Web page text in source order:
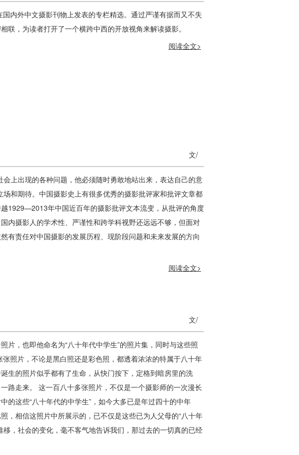
内外中文摄影刊物上发表的专栏精选。通过严谨有据而又不失
，为读者打开了一个横跨中西的开放视角来解读摄影。
阅读全文>
文/
上出现的各种问题，他必须随时勇敢地站出来，表达自己的意
和期待。中国摄影史上有很多优秀的摄影批评家和批评文章都
1929—2013年中国近百年的摄影批评文本流变，从批评的角度
内摄影人的学术性、严谨性和跨学科视野还远远不够，但面对
有责任对中国摄影的发展历程、现阶段问题和未来发展的方向
阅读全文>
文/
片，也即他命名为“八十年代中学生”的照片集，同时与这些照
照片，不论是黑白照还是彩色照，都透着浓浓的特属于八十年
生的照片似乎都有了生命，从快门按下，定格到暗房里的洗
路走来。 这一百八十多张照片，不仅是一个摄影师的一次漫长
的这些“八十年代的中学生”，如今大多已是年过四十的中年
，相信这照片中所展示的，已不仅是这些已为人父母的“八十年
，社会的变化，毫不客气地告诉我们，那过去的一切真的已经